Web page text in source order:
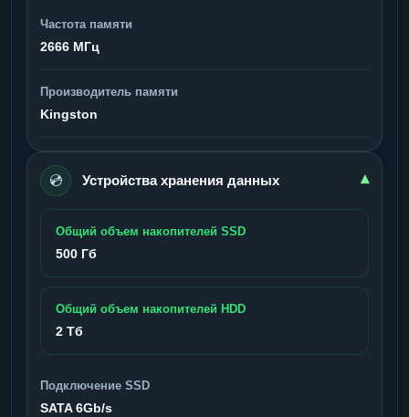
Частота памяти
2666 МГц
Производитель памяти
Kingston
💿 Устройства хранения данных ▾
Общий объем накопителей SSD
500 Гб
Общий объем накопителей HDD
2 Тб
Подключение SSD
SATA 6Gb/s